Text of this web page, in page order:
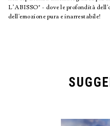
L’ABISSO" - dove le profondità
dell'emozione pura e inarrestabile!